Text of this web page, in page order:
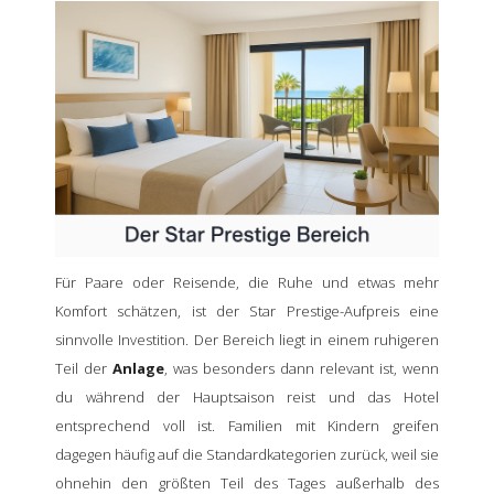
Für Paare oder Reisende, die Ruhe und etwas mehr
Komfort schätzen, ist der Star Prestige-Aufpreis eine
sinnvolle Investition. Der Bereich liegt in einem ruhigeren
Teil der Anlage, was besonders dann relevant ist, wenn
du während der Hauptsaison reist und das Hotel
entsprechend voll ist. Familien mit Kindern greifen
dagegen häufig auf die Standardkategorien zurück, weil sie
ohnehin den größten Teil des Tages außerhalb des